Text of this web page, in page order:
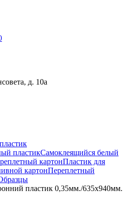
д. 10а
пластикСамоклеящийся белый
картонПластик для
картонПереплетный
пластик 0,35мм./635х940мм.